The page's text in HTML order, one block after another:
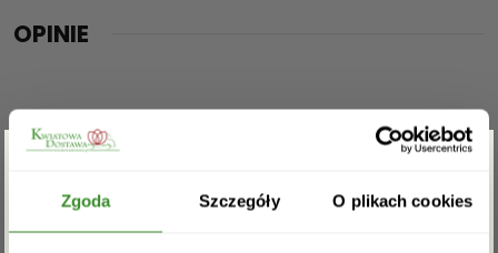
Zgoda Szczegóły O plikach cookies
OPINIE
Musisz się zalogować, aby dodać opinię.
Zgarnij rabat -5%